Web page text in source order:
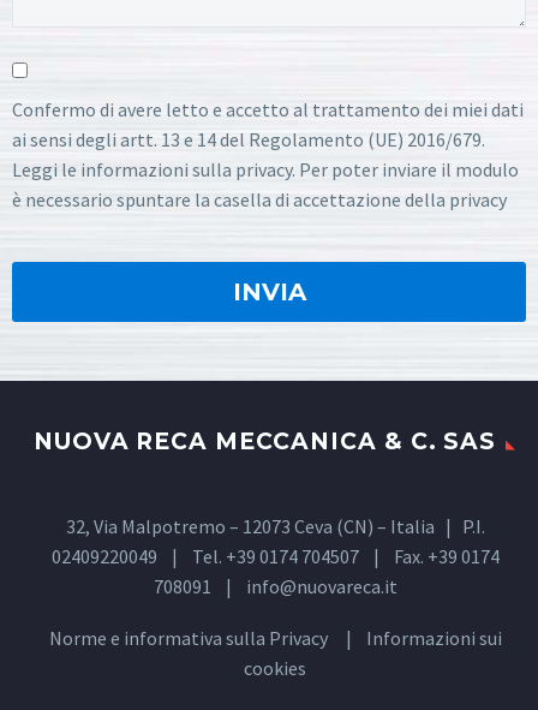
Confermo di avere letto e accetto al trattamento dei miei dati
ai sensi degli artt. 13 e 14 del Regolamento (UE) 2016/679.
Leggi le informazioni sulla privacy. Per poter inviare il modulo
è necessario spuntare la casella di accettazione della privacy
NUOVA RECA MECCANICA & C. SAS
32, Via Malpotremo – 12073 Ceva (CN) – Italia | P.I.
02409220049 | Tel. +39 0174 704507 | Fax. +39 0174
708091 | info@nuovareca.it
Norme e informativa sulla Privacy| Informazioni sui
cookies